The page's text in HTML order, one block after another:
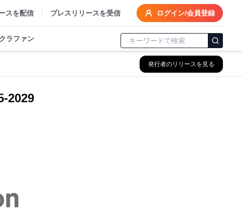
スを配信 プレスリリースを受信 ログイン/会員登録
クラファン
発行者のリリースを見る
2029